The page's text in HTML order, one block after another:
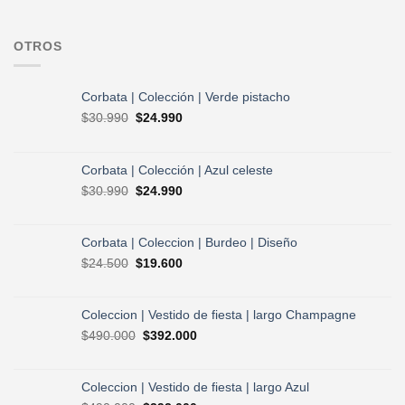
OTROS
Corbata | Colección | Verde pistacho
$30.990 El
era:
$24.990El
es:
$24.990.
Corbata | Colección | Azul celeste
$30.990 El
era:
$30.990.
$24.990El
es:
Corbata | Coleccion | Burdeo | Diseño
$24.500 El
era:
$24.500.
$19.600El
es:
Coleccion | Vestido de fiesta | largo Champagne
$490.000 El
era:
$490.000.
$392.000El
es:
Coleccion | Vestido de fiesta | largo Azul